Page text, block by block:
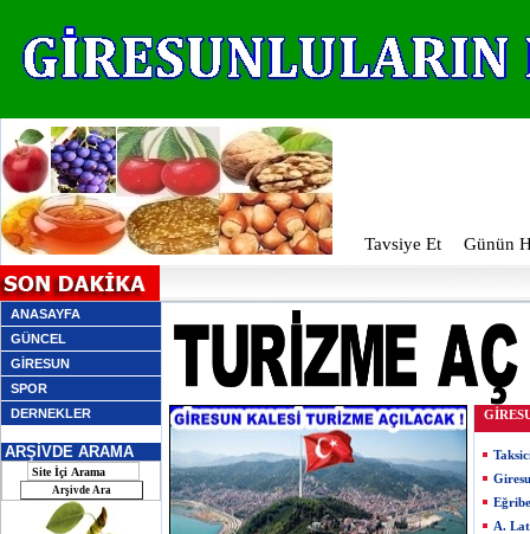
Tavsiye Et Günün
ANASAYFA
GÜNCEL
GİRESUN
SPOR
DERNEKLER
ARŞİVDE ARAMA
A.